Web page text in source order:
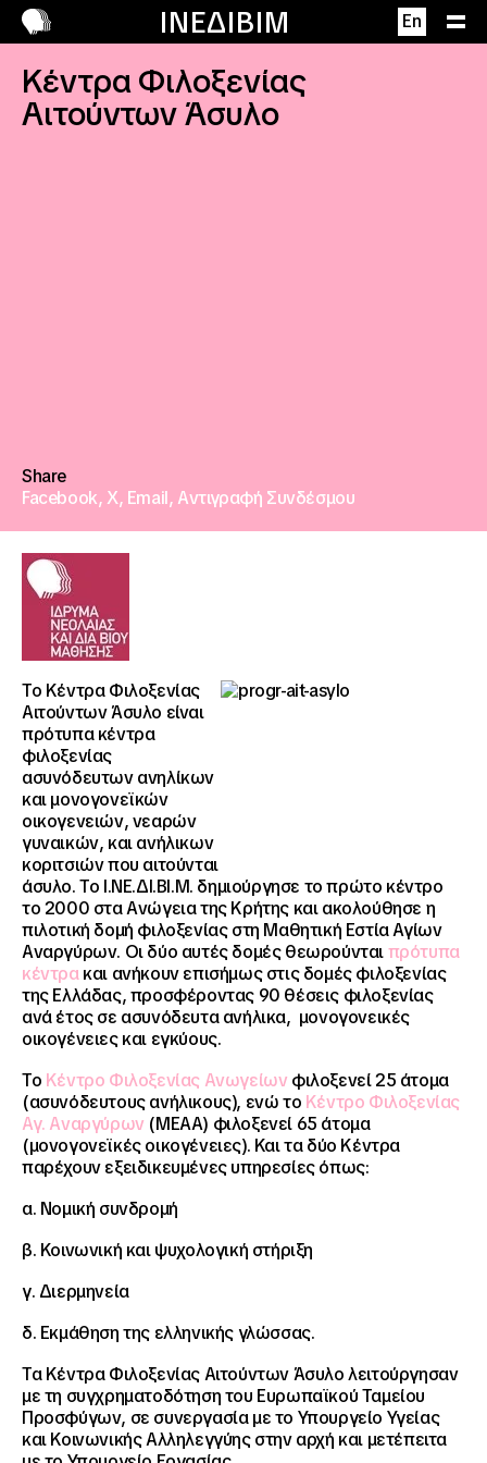
ΙΝΕΔΙΒΙΜ En
Επικοινωνία
Κέντρα Φιλοξενίας
Αιτούντων Άσυλο
Share
Facebook, X, Email, Αντιγραφή Συνδέσμου
Περιγραφή
Το Κέντρα Φιλοξενίας
Αιτούντων Άσυλο είναι
πρότυπα κέντρα
φιλοξενίας
ασυνόδευτων ανηλίκων
και μονογονεϊκών
οικογενειών, νεαρών
γυναικών, και ανήλικων
κοριτσιών που αιτούνται
άσυλο. Το Ι.ΝΕ.ΔΙ.ΒΙ.Μ. δημιούργησε το πρώτο κέντρο
το 2000 στα Ανώγεια της Κρήτης και ακολούθησε η
πιλοτική δομή φιλοξενίας στη Μαθητική Εστία Αγίων
Αναργύρων. Οι δύο αυτές δομές θεωρούνταιπρότυπα
κέντρακαι ανήκουν επισήμως στις δομές φιλοξενίας
της Ελλάδας, προσφέροντας 90 θέσεις φιλοξενίας
ανά έτος σε ασυνόδευτα ανήλικα, μονογονεικές
οικογένειες και εγκύους.
Το Κέντρο Φιλοξενίας Ανωγείων φιλοξενεί 25 άτομα
(ασυνόδευτους ανήλικους), ενώ το Κέντρο Φιλοξενίας
Αγ. Αναργύρων (ΜΕΑΑ) φιλοξενεί 65 άτομα
(μονογονεϊκές οικογένειες). Και τα δύο Κέντρα
παρέχουν εξειδικευμένες υπηρεσίες όπως:
α. Νομική συνδρομή
β. Κοινωνική και ψυχολογική στήριξη
γ. Διερμηνεία
δ. Εκμάθηση της ελληνικής γλώσσας.
Τα Κέντρα Φιλοξενίας Αιτούντων Άσυλο λειτούργησαν
με τη συγχρηματοδότηση του Ευρωπαϊκού Ταμείου
Προσφύγων, σε συνεργασία με το Υπουργείο Υγείας
και Κοινωνικής Αλληλεγγύης στην αρχή και μετέπειτα